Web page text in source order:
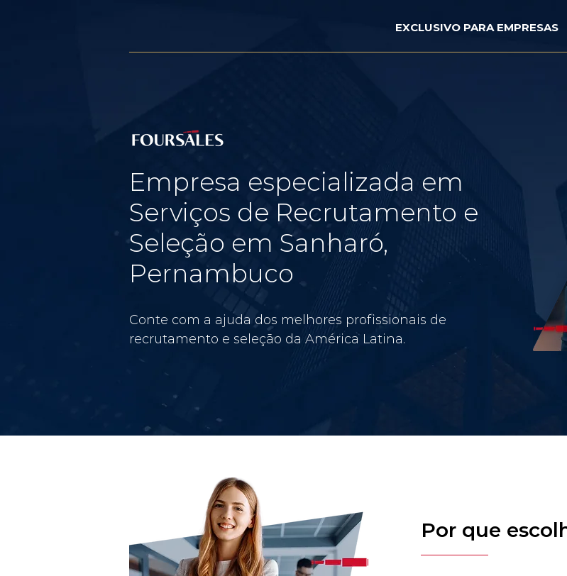
EXCLUSIVO PARA EMPRESAS
Empresa especializada em
Serviços de Recrutamento e
Seleção em Sanharó,
Pernambuco
Conte com a ajuda dos melhores profissionais de
recrutamento e seleção da América Latina.
Por que